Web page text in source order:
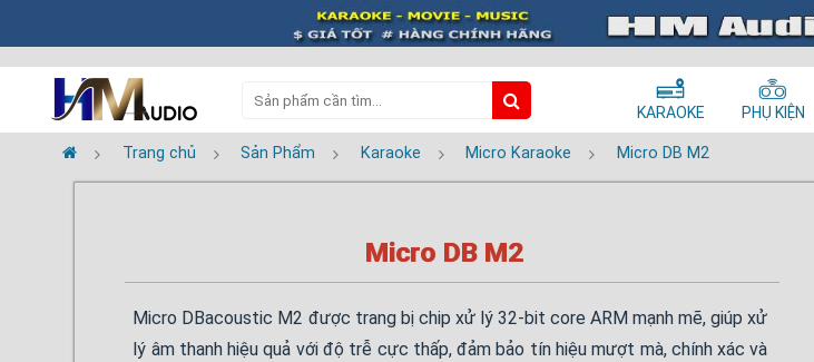
KARAOKE PHỤ KIỆN
Trang chủ Sản Phẩm Karaoke Micro Karaoke Micro DB M2
Micro DB M2
Micro DBacoustic M2 được trang bị chip xử lý 32-bit core ARM mạnh mẽ, giúp xử
lý âm thanh hiệu quả với độ trễ cực thấp, đảm bảo tín hiệu mượt mà, chính xác và